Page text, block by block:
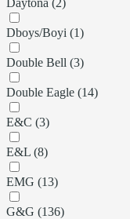
Dboys/Boyi (1)
Double Bell (3)
Double Eagle (14)
E&C (3)
E&L (8)
EMG (13)
G&G (136)